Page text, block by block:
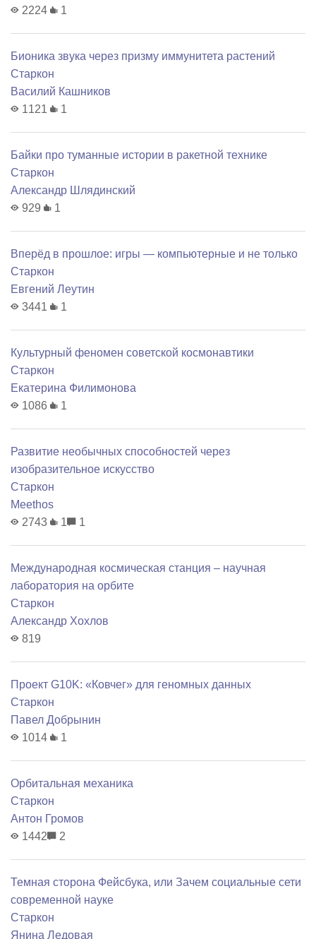
2224
1
Бионика звука через призму иммунитета растений
Старкон
Василий Кашников
1121
1
Байки про туманные истории в ракетной технике
Старкон
Александр Шлядинский
929
1
Вперёд в прошлое: игры — компьютерные и не только
Старкон
Евгений Леутин
3441
1
Культурный феномен советской космонавтики
Старкон
Екатерина Филимонова
1086
1
Развитие необычных способностей через
изобразительное искусство
Старкон
Meethos
2743
1 1
Международная космическая станция – научная
лаборатория на орбите
Старкон
Александр Хохлов
819
Проект G10K: «Ковчег» для геномных данных
Старкон
Павел Добрынин
1014
1
Орбитальная механика
Старкон
Антон Громов
1442
2
Темная сторона Фейсбука, или Зачем социальные сети
современной науке
Старкон
Янина Ледовая